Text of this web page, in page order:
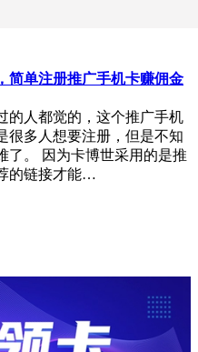
简单注册推广手机卡赚佣金
的人都觉的，这个推广手机
很多人想要注册，但是不知
了。 因为卡博世采用的是推
的链接才能…